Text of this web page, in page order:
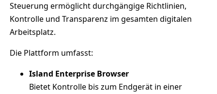
Steuerung ermöglicht durchgängige Richtlinien,
Kontrolle und Transparenz im gesamten digitalen
Arbeitsplatz.
Die Plattform umfasst:
Island Enterprise Browser
Bietet Kontrolle bis zum Endgerät in einer